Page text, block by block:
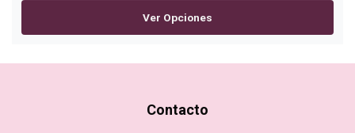
Ver Opciones
Contacto